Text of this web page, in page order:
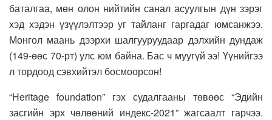
баталгаа, мөн олон нийтийн санал асуулгын дүн зэрэг
хэд хэдэн үзүүлэлтээр уг тайланг гаргадаг юмсанжээ.
Монгол маань дээрхи шалгууруудаар дэлхийн дундаж
(149-өөс 70-рт) улс юм байна. Бас ч муугүй ээ! Үүнийгээ
л тордоод сэвхийтэл босмоорсон!
“Heritage foundation” гэх судалгааны төвөөс “Эдийн
засгийн эрх чөлөөний индекс-2021” жагсаалт гарчээ.